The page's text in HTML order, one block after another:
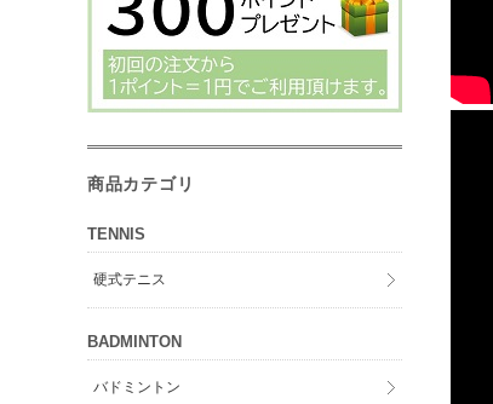
商品カテゴリ
TENNIS
硬式テニス
BADMINTON
バドミントン